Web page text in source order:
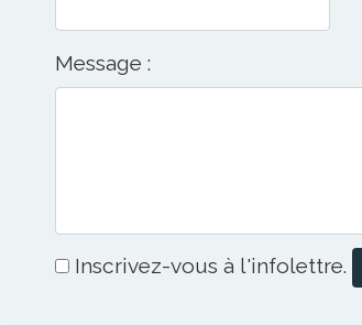
Message :
Inscrivez-vous à l'infolettre.